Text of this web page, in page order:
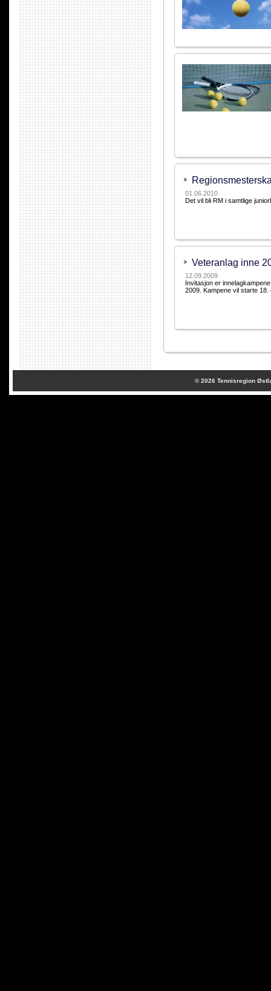
01.06.2010
Det vil bli RM i samtlige
Veteranlag inne
12.09.2009
Invitasjon er
2009. Kampene vil starte
© 2026 Tennisregion